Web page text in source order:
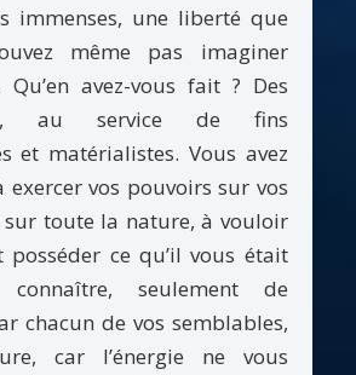
immenses, une liberté que
même pas imaginer
Qu’en avez-vous fait ? Des
au service de fins
et matérialistes. Vous avez
exercer vos pouvoirs sur vos
sur toute la nature, à vouloir
posséder ce qu’il vous était
seulement de
chacun de vos semblables,
car l’énergie ne vous